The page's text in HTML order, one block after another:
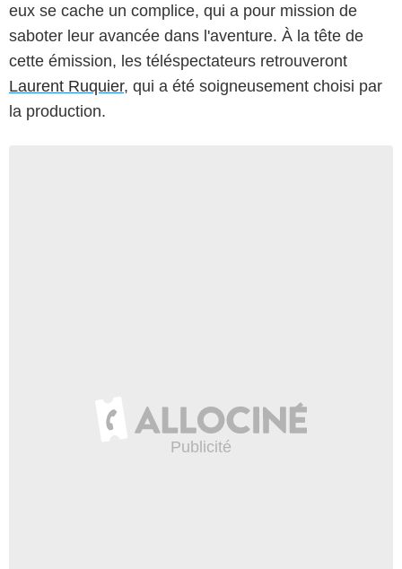
eux se cache un complice, qui a pour mission de
saboter leur avancée dans l'aventure. À la tête de
cette émission, les téléspectateurs retrouveront
Laurent Ruquier, qui a été soigneusement choisi par
la production.